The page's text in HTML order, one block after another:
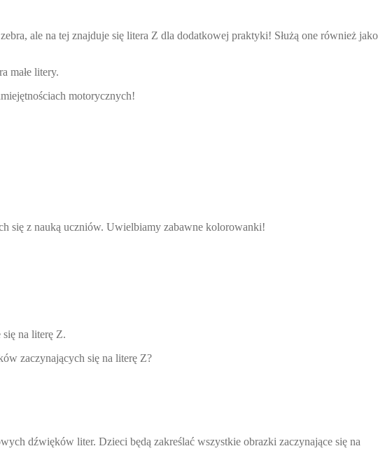
ale na tej znajduje się litera Z dla dodatkowej praktyki! Służą one również jako
małe litery.
motorycznych!
się z nauką uczniów. Uwielbiamy zabawne kolorowanki!
na literę Z.
zaczynających się na literę Z?
dźwięków liter. Dzieci będą zakreślać wszystkie obrazki zaczynające się na